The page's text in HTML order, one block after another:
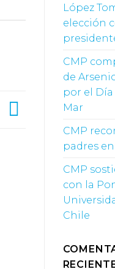
López
elección
CMP
de
por el
Mar
CMP
padres
CMP
con la
Chile